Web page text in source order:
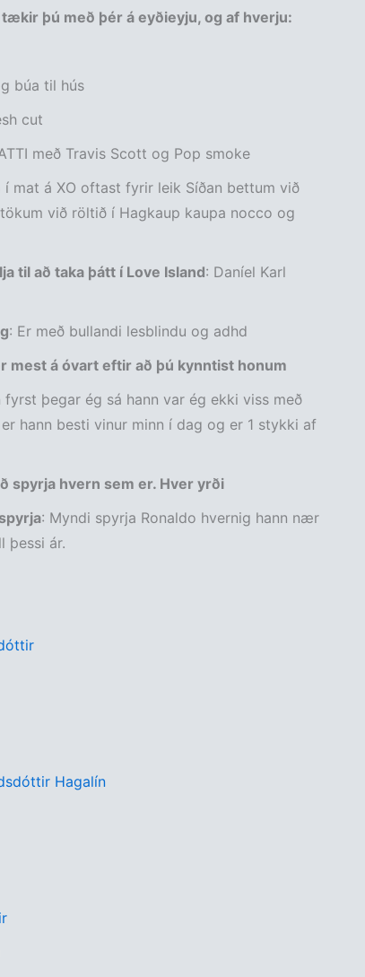
þú með þér á eyðieyju, og af hverju:
búa til hús
cut
með Travis Scott og Pop smoke
mat á XO oftast fyrir leik Síðan bettum við
við röltið í Hagkaup kaupa nocco og
til að taka þátt í Love Island: Daníel Karl
: Er með bullandi lesblindu og adhd
mest á óvart eftir að þú kynntist honum
fyrst þegar ég sá hann var ég ekki viss með
hann besti vinur minn í dag og er 1 stykki af
spyrja hvern sem er. Hver yrði
: Myndi spyrja Ronaldo hvernig hann nær
þessi ár.
Hagalín